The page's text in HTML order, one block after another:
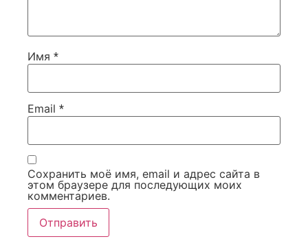
Имя *
Email *
Сохранить моё имя, email и адрес сайта в
этом браузере для последующих моих
комментариев.